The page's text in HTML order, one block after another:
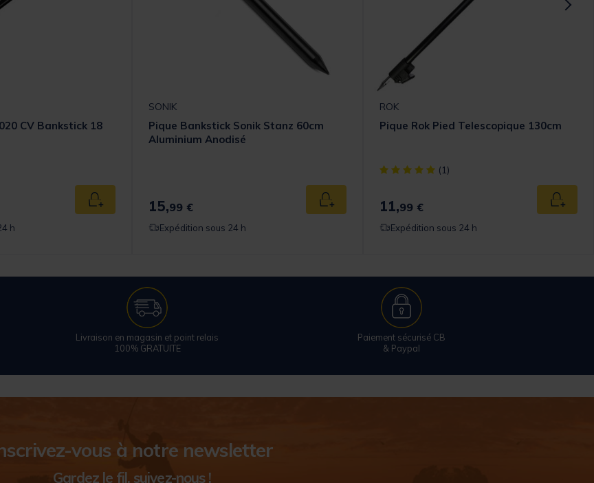
CV Bankstick 18
Ajouter au panier
h
SONIK
Pique Bankstick Sonik Stanz 60cm
Aluminium Anodisé
15,99 € Ajouter au panier
Expédition sous 24 h
ROK
Pique Rok Pied Telescopique 130cm
[object Object] out of 5 Customer Rating
(1)
11,99 € Ajouter
Expédition sous 24 h
Livraison en magasin et point relais
100% GRATUITE
Paiement sécurisé CB
& Paypal
vous à notre newsletter
Gardez le fil, suivez-nous !